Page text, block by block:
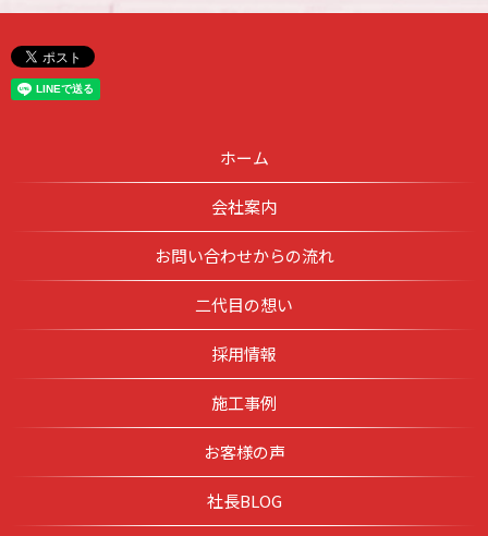
ホーム
会社案内
お問い合わせからの流れ
二代目の想い
採用情報
施工事例
お客様の声
社長BLOG